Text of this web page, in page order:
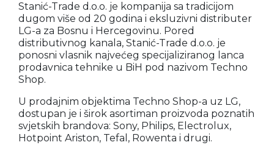
Stanić-Trade d.o.o. je kompanija sa tradicijom
dugom više od 20 godina i eksluzivni distributer
LG-a za Bosnu i Hercegovinu. Pored
distributivnog kanala, Stanić-Trade d.o.o. je
ponosni vlasnik najvećeg specijaliziranog lanca
prodavnica tehnike u BiH pod nazivom Techno
Shop.
U prodajnim objektima Techno Shop-a uz LG,
dostupan je i širok asortiman proizvoda poznatih
svjetskih brandova: Sony, Philips, Electrolux,
Hotpoint Ariston, Tefal, Rowenta i drugi.